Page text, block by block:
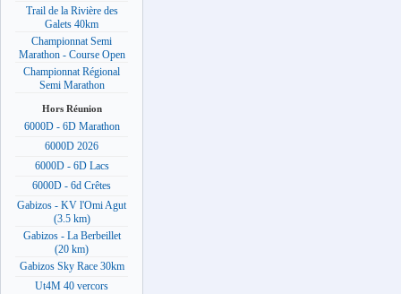
Trail de la Rivière des
Galets 40km
Championnat Semi
Marathon - Course Open
Championnat Régional
Semi Marathon
Hors Réunion
6000D - 6D Marathon
6000D 2026
6000D - 6D Lacs
6000D - 6d Crêtes
Gabizos - KV l'Omi Agut
(3.5 km)
Gabizos - La Berbeillet
(20 km)
Gabizos Sky Race 30km
Ut4M 40 vercors